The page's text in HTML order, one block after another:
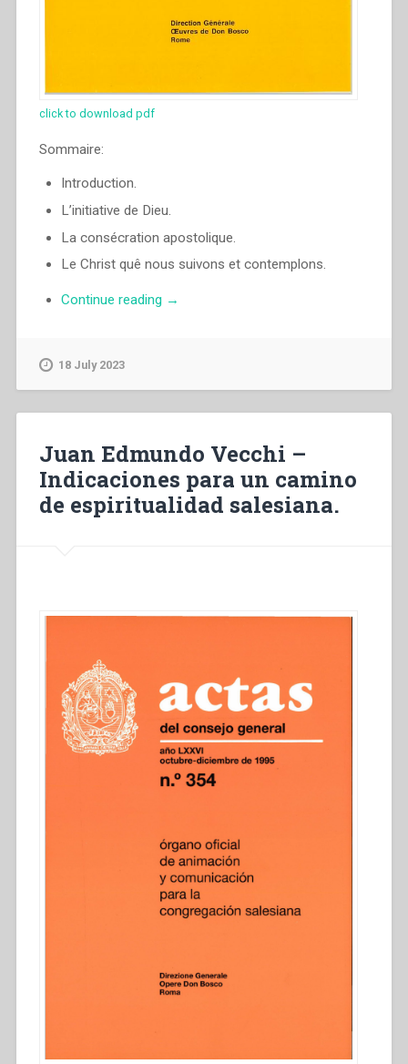
click to download pdf
Sommaire:
Introduction.
L’initiative de Dieu.
La consécration apostolique.
Le Christ quê nous suivons et contemplons.
Continue reading “Juan
de
spiritualité
salésienne”
→
18 July 2023
Juan Edmundo Vecchi –
Indicaciones para un camino
de espiritualidad salesiana.